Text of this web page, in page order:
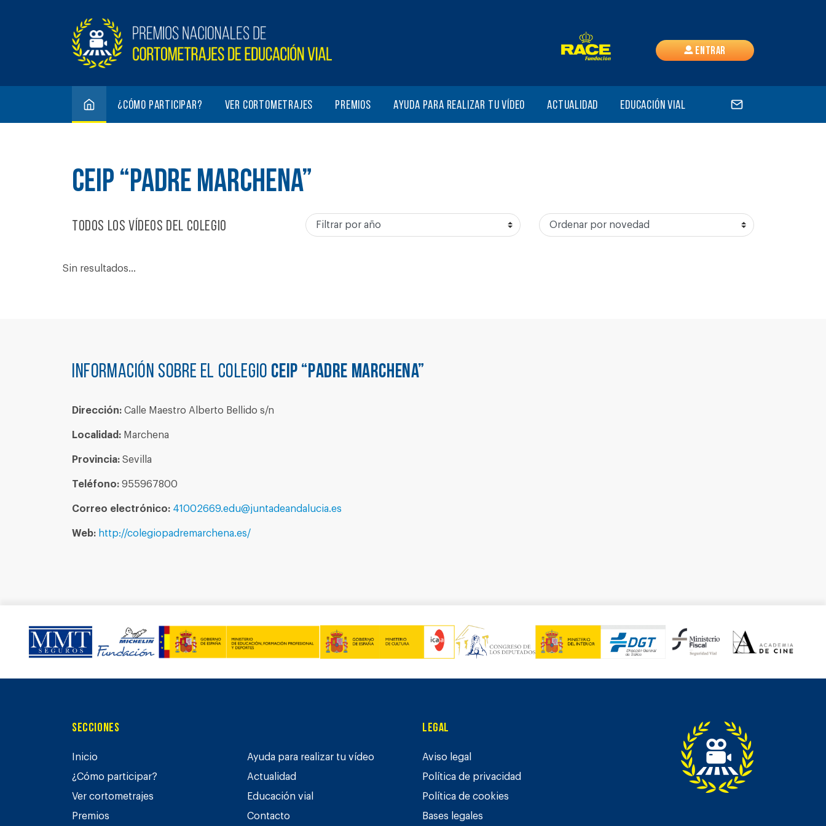
Entrar
¿Cómo participar? Ver cortometrajes Premios Ayuda para realizar tu vídeo Actualidad Educación vial
CEIP “PADRE MARCHENA”
Todos los vídeos del colegio
Sin resultados...
Información sobre el colegio CEIP “PADRE MARCHENA”
Dirección: Calle Maestro Alberto Bellido s/n
Localidad: Marchena
Provincia: Sevilla
Teléfono: 955967800
Correo electrónico: 41002669.edu@juntadeandalucia.es
Web: http://colegiopadremarchena.es/
Secciones
Inicio
¿Cómo participar?
Ver cortometrajes
Premios
Ayuda para realizar tu vídeo
Actualidad
Educación vial
Contacto
Legal
Aviso legal
Política de privacidad
Política de cookies
Bases legales